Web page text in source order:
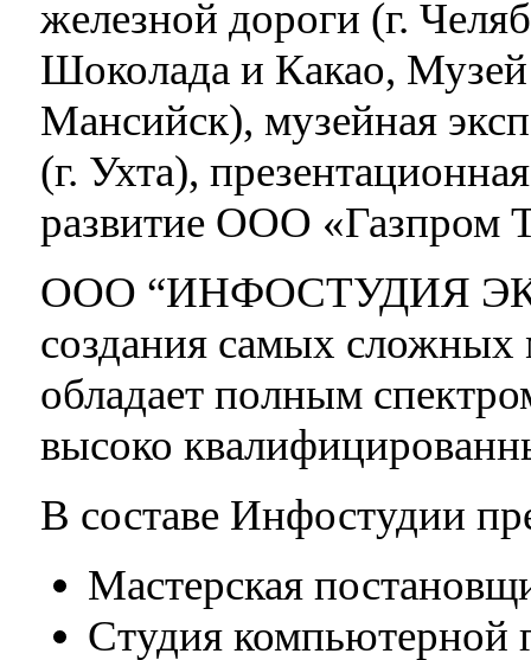
железной дороги (г.
Шоколада и Какао,
Мансийск), музейная
(г. Ухта),
развитие ООО «Газпром
ООО “ИНФОСТУДИЯ
создания самых сложных
обладает полным
высоко
В составе Инфостудии
Мастерская
Студия компьютерной